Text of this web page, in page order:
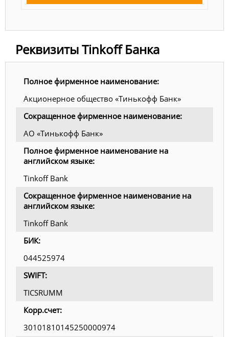
Реквизиты Tinkoff Банка
Полное фирменное наименование:
Акционерное общество «Тинькофф Банк»
Сокращенное фирменное наименование:
АО «Тинькофф Банк»
Полное фирменное наименование на
английском языке:
Tinkoff Bank
Сокращенное фирменное наименование на
английском языке:
Tinkoff Bank
БИК:
044525974
SWIFT:
TICSRUMM
Корр.счет:
30101810145250000974